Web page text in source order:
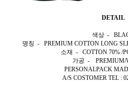
DETAIL
색상 -
명칭 - PREMIUM COTTON LONG
소재 - COTTON 70% /
가공 - PREMIUM/
PERSONALPACK
A/S COSTOMER TEL :